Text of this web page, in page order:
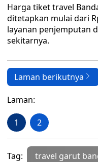
Harga tiket travel
ditetapkan mulai dari
layanan penjemputan
sekitarnya.
Laman berikutnya
Laman:
1 2
Tag: travel garut